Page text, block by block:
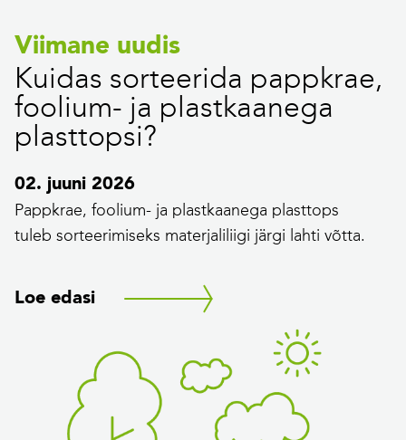
Viimane uudis
Kuidas sorteerida pappkrae,
foolium- ja plastkaanega
plasttopsi?
02. juuni 2026
Pappkrae, foolium- ja plastkaanega plasttops
tuleb sorteerimiseks materjaliliigi järgi lahti võtta.
Loe edasi